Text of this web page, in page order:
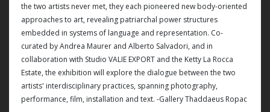
the two artists never met, they each pioneered new body-oriented
approaches to art, revealing patriarchal power structures
embedded in systems of language and representation. Co-
curated by Andrea Maurer and Alberto Salvadori, and in
collaboration with Studio VALIE EXPORT and the Ketty La Rocca
Estate, the exhibition will explore the dialogue between the two
artists' interdisciplinary practices, spanning photography,
performance, film, installation and text. -Gallery Thaddaeus Ropac